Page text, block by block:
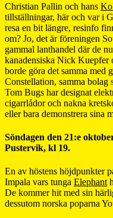
Christian Pallin och hans
tillställningar, här och var i
resa en bit längre, resinfo
om? Jo, det är föreningen
gammal lanthandel där de
kanadensiska Nick Kuepfer
borde göra det samma
Constellation, samma bolag
Tom Bugs har designat
cigarrlådor och nakna
eller bara demonstrera sina
Söndagen den 21:e
Pustervik, kl 19.
En av höstens höjdpunkter
Impala vars tunga Elephant
De kommer hit med sin
dessutom norska poparna